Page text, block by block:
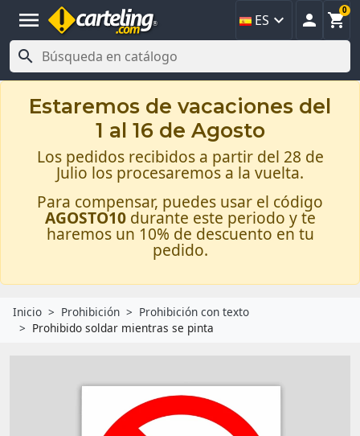
menu ES   
0

Estaremos de vacaciones del
1 al 16 de Agosto
Los pedidos recibidos a partir del 28 de
Julio los procesaremos a la vuelta.
Para compensar, puedes usar el código
AGOSTO10 durante este periodo y te
haremos un 10% de descuento en tu
pedido.
Inicio Prohibición
Prohibición con texto
Prohibido soldar mientras se pinta